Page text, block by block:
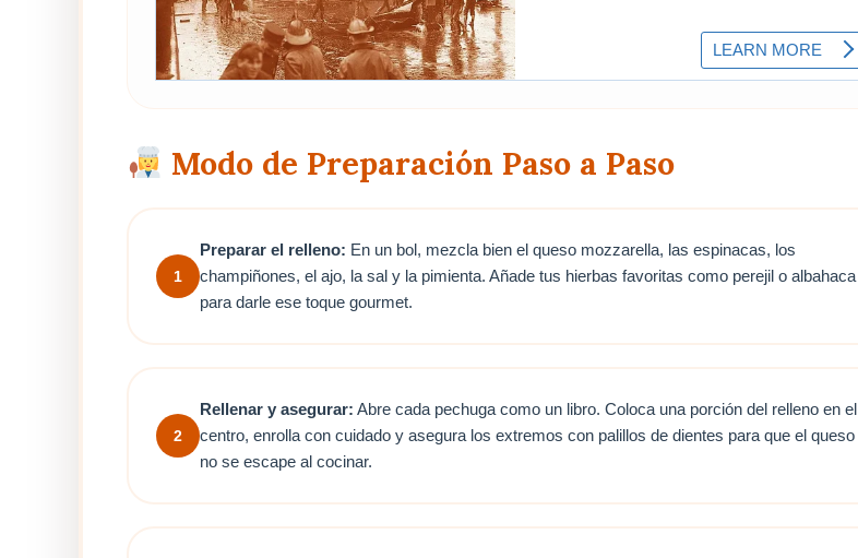
Modo de Preparación Paso a Paso
1
Preparar el relleno: En un bol, mezcla bien el queso mozzarella, las espinacas, los
champiñones, el ajo, la sal y la pimienta. Añade tus hierbas favoritas como perejil o albahaca
para darle ese toque gourmet.
2
Rellenar y asegurar: Abre cada pechuga como un libro. Coloca una porción del relleno en el
centro, enrolla con cuidado y asegura los extremos con palillos de dientes para que el queso
no se escape al cocinar.